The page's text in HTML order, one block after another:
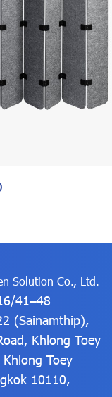
Solution Co., Ltd.
41–48
(Sainamthip),
Khlong Toey
Toey
10110,